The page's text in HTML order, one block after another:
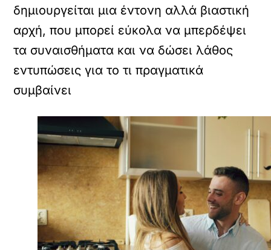
δημιουργείται μια έντονη αλλά βιαστική
αρχή, που μπορεί εύκολα να μπερδέψει
τα συναισθήματα και να δώσει λάθος
εντυπώσεις για το τι πραγματικά
συμβαίνει